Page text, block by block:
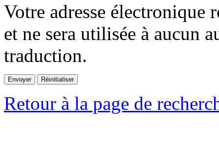
Votre adresse électronique
et ne sera utilisée à aucun
traduction.
Retour à la page de